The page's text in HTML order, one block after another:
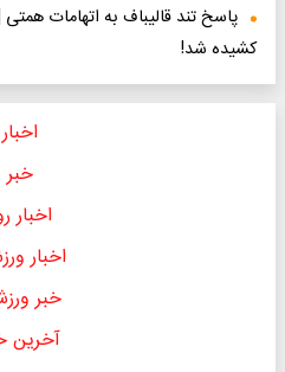
پاسخ تند قالیباف به اتهامات
کشیده شد!
اخبار
خبر
اخبار
اخبار
خبر
آخرین